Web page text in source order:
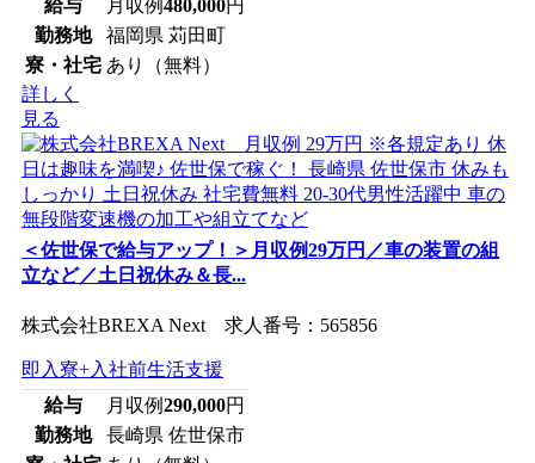
給与
月収例480,000円
勤務地
福岡県 苅田町
寮・社宅 あり（無料）
詳しく
見る
＜佐世保で給与アップ！＞月収例29万円／車の装置の組
立など／土日祝休み＆長...
株式会社BREXA Next 求人番号：565856
即入寮+入社前生活支援
給与
月収例290,000円
勤務地
長崎県 佐世保市